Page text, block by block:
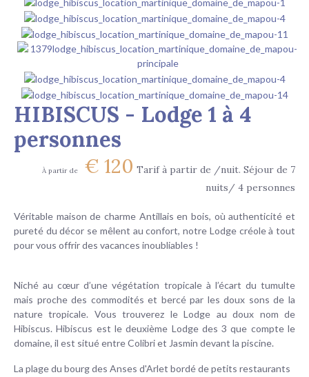
HIBISCUS - Lodge 1 à 4
personnes
À partir de € 120 Tarif à partir de /nuit. Séjour de 7
nuits/ 4 personnes
Véritable maison de charme Antillais en bois, où authenticité et
pureté du décor se mêlent au confort, notre Lodge créole à tout
pour vous offrir des vacances inoubliables !
Niché au cœur d’une végétation tropicale à l’écart du tumulte
mais proche des commodités et bercé par les doux sons de la
nature tropicale. Vous trouverez le Lodge au doux nom de
Hibiscus. Hibiscus est le deuxième Lodge des 3 que compte le
domaine, il est situé entre Colibri et Jasmin devant la piscine.
La plage du bourg des Anses d'Arlet bordé de petits restaurants